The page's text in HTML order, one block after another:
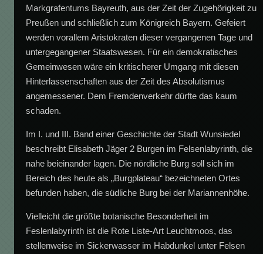
Markgrafentums Bayreuth, aus der Zeit der Zugehörigkeit zu
Preußen und schließlich zum Königreich Bayern. Gefeiert
werden vorallem Aristokraten dieser vergangenen Tage und
untergegangener Staatswesen. Für ein demokratisches
Gemeinwesen wäre ein kritischerer Umgang mit diesen
Hinterlassenschaften aus der Zeit des Absolutismus
angemessener. Dem Fremdenverkehr dürfte das kaum
schaden.
Im I. und III. Band einer Geschichte der Stadt Wunsiedel
beschreibt Elisabeth Jäger 2 Burgen im Felsenlabyrinth, die
nahe beieinander lagen. Die nördliche Burg soll sich im
Bereich des heute als „Burgplateau“ bezeichneten Ortes
befunden haben, die südliche Burg bei der Mariannenhöhe.
Vielleicht die größte botanische Besonderheit im
Feslenlabyrinth ist die Rote Liste-Art Leuchtmoos, das
stellenweise im Sickerwasser im Habdunkel unter Felsen